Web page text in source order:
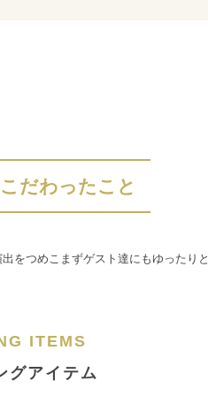
だわったこと
をつめこまずゲスト達にもゆったり
ITEMS
グアイテム